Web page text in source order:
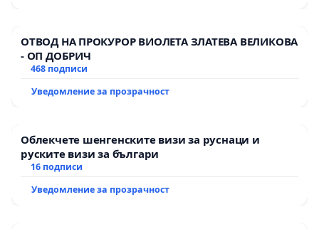
ОТВОД НА ПРОКУРОР ВИОЛЕТА ЗЛАТЕВА ВЕЛИКОВА
- ОП ДОБРИЧ
468 подписи
Уведомление за прозрачност
Облекчете шенгенските визи за руснаци и
руските визи за българи
16 подписи
Уведомление за прозрачност